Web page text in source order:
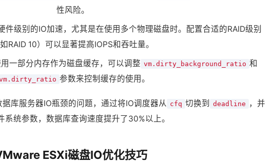
性风险。
件级别的IO加速，尤其是在使用多个物理磁盘时。配置合适的RAID级别
如RAID 10）可以显著提高IOPS和吞吐量。
一部分内存作为磁盘缓存，可以调整 vm.dirty_background_ratio 和
参数来控制缓存的使用。
库服务器IO瓶颈的问题，通过将IO调度器从 cfq 切换到 deadline ，并
系统参数，数据库查询速度提升了30%以上。
ESXi磁盘IO优化技巧